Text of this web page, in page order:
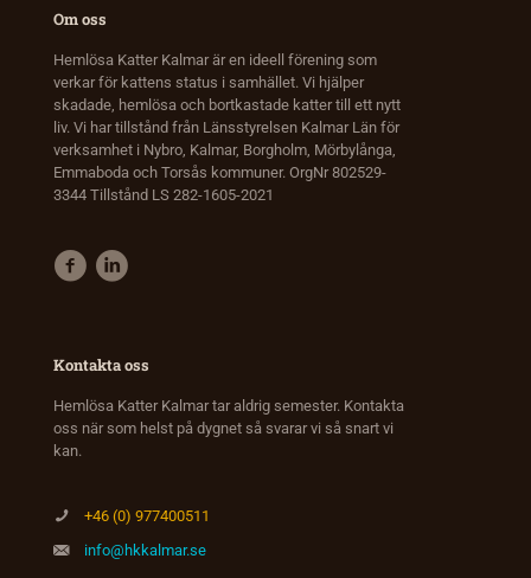
Om oss
Hemlösa Katter Kalmar är en ideell förening som
verkar för kattens status i samhället. Vi hjälper
skadade, hemlösa och bortkastade katter till ett nytt
liv. Vi har tillstånd från Länsstyrelsen Kalmar Län för
verksamhet i Nybro, Kalmar, Borgholm, Mörbylånga,
Emmaboda och Torsås kommuner. OrgNr 802529-
3344 Tillstånd LS 282-1605-2021
Kontakta oss
Hemlösa Katter Kalmar tar aldrig semester. Kontakta
oss när som helst på dygnet så svarar vi så snart vi
kan.
+46 (0) 977400511
info@hkkalmar.se